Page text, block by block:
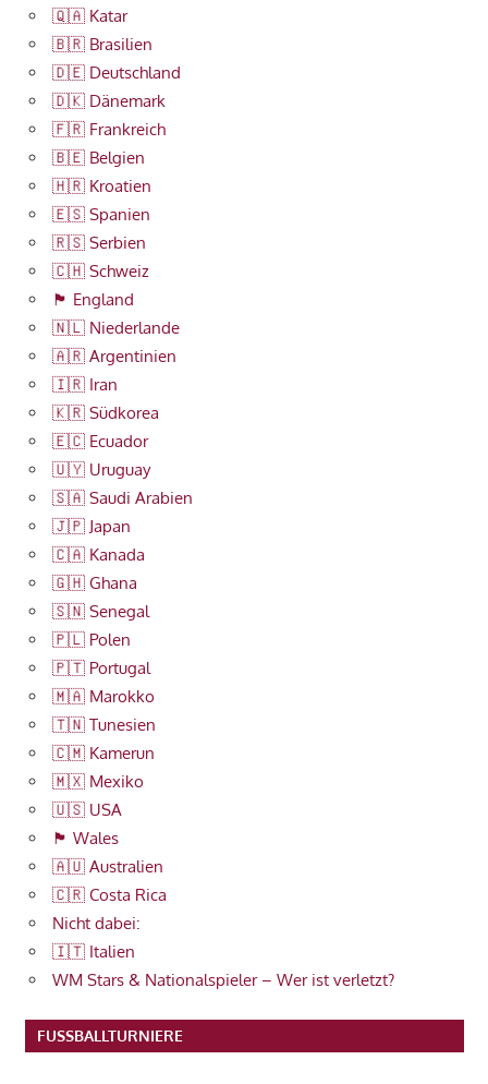
🇶🇦 Katar
🇧🇷 Brasilien
🇩🇪 Deutschland
🇩🇰 Dänemark
🇫🇷 Frankreich
🇧🇪 Belgien
🇭🇷 Kroatien
🇪🇸 Spanien
🇷🇸 Serbien
🇨🇭 Schweiz
🏴󠁧󠁢󠁥󠁮󠁧󠁿 England
🇳🇱 Niederlande
🇦🇷 Argentinien
🇮🇷 Iran
🇰🇷 Südkorea
🇪🇨 Ecuador
🇺🇾 Uruguay
🇸🇦 Saudi Arabien
🇯🇵 Japan
🇨🇦 Kanada
🇬🇭 Ghana
🇸🇳 Senegal
🇵🇱 Polen
🇵🇹 Portugal
🇲🇦 Marokko
🇹🇳 Tunesien
🇨🇲 Kamerun
🇲🇽 Mexiko
🇺🇸 USA
🏴󠁧󠁢󠁷󠁬󠁳󠁿 Wales
🇦🇺 Australien
🇨🇷 Costa Rica
Nicht dabei:
🇮🇹 Italien
WM Stars & Nationalspieler – Wer ist verletzt?
FUSSBALLTURNIERE